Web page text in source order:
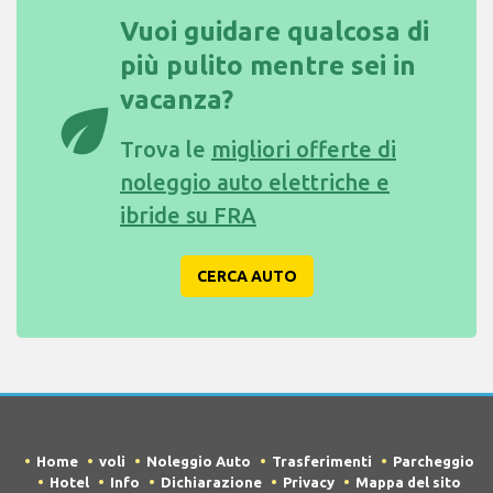
eco
Vuoi guidare qualcosa di
più pulito mentre sei in
vacanza?
Trova le migliori offerte di
noleggio auto elettriche e
ibride su FRA
CERCA AUTO
Home voli Noleggio Auto Trasferimenti
Parcheggio
Hotel
Info Dichiarazione Privacy Mappa del sito